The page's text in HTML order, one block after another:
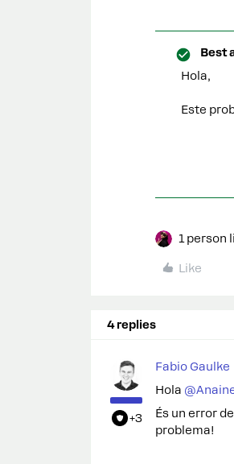
Best
Hola,
Este
1 person
Like
4 replies
+3
Fabio Gaulke
Hola ​
És un error
problema!